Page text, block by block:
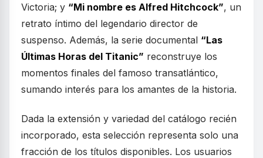
Victoria; y “Mi nombre es Alfred Hitchcock”, un
retrato íntimo del legendario director de
suspenso. Además, la serie documental “Las
Últimas Horas del Titanic” reconstruye los
momentos finales del famoso transatlántico,
sumando interés para los amantes de la historia.
Dada la extensión y variedad del catálogo recién
incorporado, esta selección representa solo una
fracción de los títulos disponibles. Los usuarios